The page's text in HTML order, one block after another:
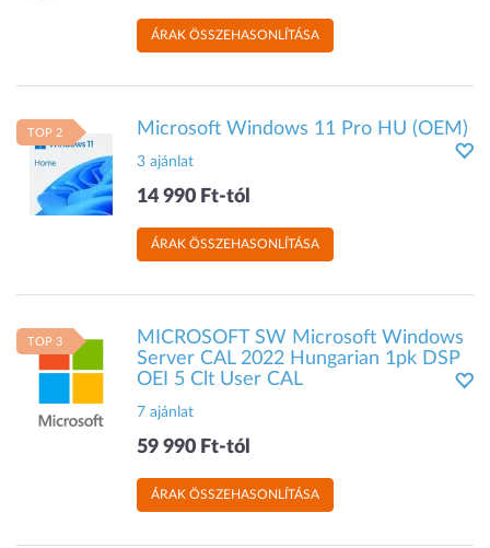
ÁRAK ÖSSZEHASONLÍTÁSA
TOP 2 Microsoft Windows 11 Pro HU (OEM)
3 ajánlat
14 990 Ft-tól
ÁRAK ÖSSZEHASONLÍTÁSA
TOP 3
MICROSOFT SW Microsoft Windows
Server CAL 2022 Hungarian 1pk DSP
OEI 5 Clt User CAL
7 ajánlat
59 990 Ft-tól
ÁRAK ÖSSZEHASONLÍTÁSA